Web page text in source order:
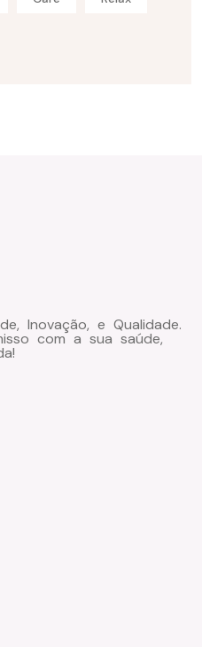
Inovação, e Qualidade.
com a sua saúde,